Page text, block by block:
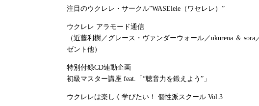
注目のウクレレ・サークル”WASElele（ワセレレ）”
ウクレレ アラモード通信
（近藤利樹／グレース・ヴァンダーウォール／ukurena ＆
ゼント他）
特別付録CD連動企画
初級マスター講座 feat.「“聴音力を鍛えよう”」
ウクレレは楽しく学びたい！ 個性派スクール Vol.3